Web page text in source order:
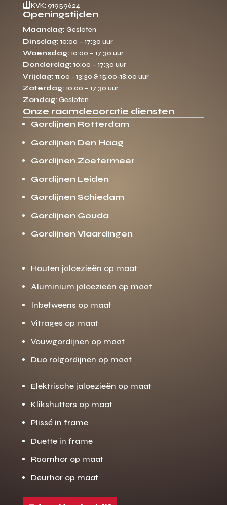
 KVK: 91959624
Openingstijden
Maandag: Gesloten
Dinsdag: 10:00 – 17:30 uur
Woensdag: 10:00 – 17:30 uur
Donderdag: 10:00 – 17:30 uur
Vrijdag: 11:00 - 13:30 & 15:00-18:00 uur
Zaterdag: 10:00 – 17:30 uur
Zondag: Gesloten
Onze raamdecoratie diensten
Gordijnen Rotterdam
Gordijnen Den Haag
Gordijnen Zoetermeer
Gordijnen Leiden
Gordijnen Schiedam
Gordijnen Gouda
Gordijnen Vlaardingen
Houten jaloezieën op maat
Aluminium jaloezieën op maat
Inbetweens op maat
Vitrages op maat
Vouwgordijnen op maat
Duo rolgordijnen op maat
Elektrische jaloezieën op maat
Klikshutters op maat
Plissé in frame
Duette in frame
Raamhor op maat
Deurhor op maat